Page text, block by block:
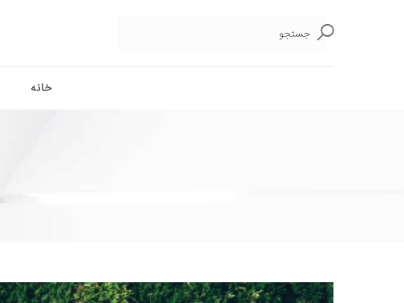
جستجو
خانه